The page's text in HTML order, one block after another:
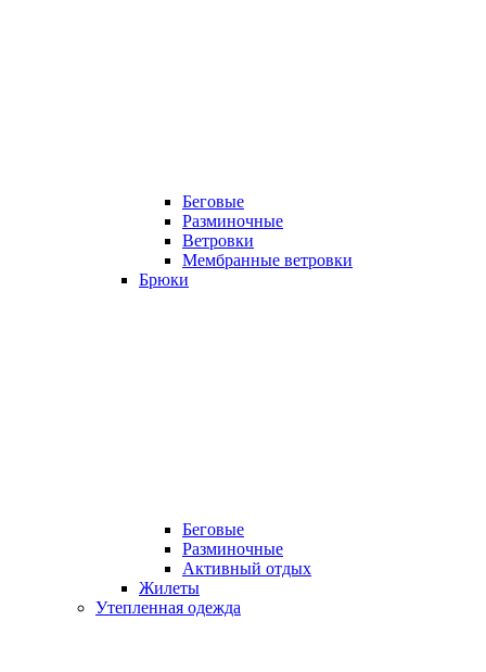
Беговые
Разминочные
Ветровки
Мембранные ветровки
Брюки
Беговые
Разминочные
Активный отдых
Жилеты
Утепленная одежда